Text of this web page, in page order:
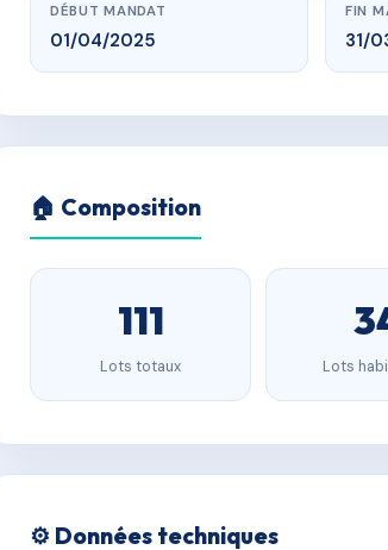
DÉBUT MANDAT
01/04/2025
FIN
31/
🏠 Composition
111
Lots totaux Lots
⚙️ Données techniques